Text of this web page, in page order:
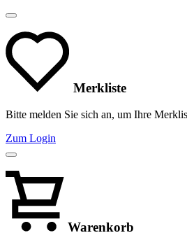
Merkliste
Bitte melden Sie sich an, um Ihre
Zum Login
Warenkorb